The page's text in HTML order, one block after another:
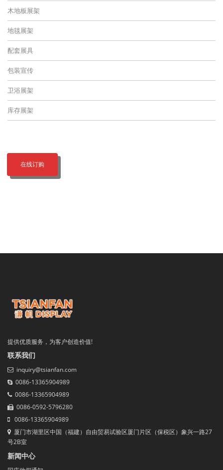
木地板展架
地毯展架
配套展具
包装宣传
卫浴展架
库存展架
在线订购
提供优质服务，为客户创造价值!
联系我们
inquiry@tsianfan.com
0086-13365904989
0086-13365904989
0086-0592-5796280
0086-13365904989
厦门市湖里区中国（福建）自由贸易试验区厦门片区（保税区）象兴一路27
号2B室
新闻中心